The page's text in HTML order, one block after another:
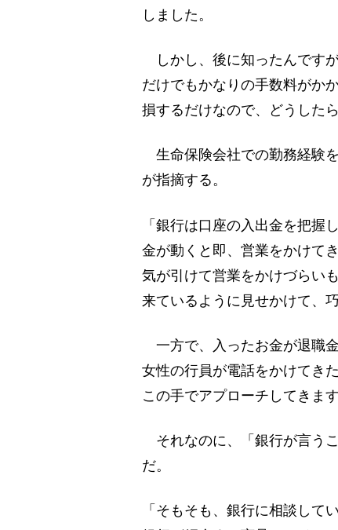
しました。
しかし、後に知ったんです
だけでもかなりの手数料がか
損するだけなので、どうした
生命保険会社での勤務経験
が指摘する。
「銀行は口座の入出金を把握
金が動くと即、営業をかけて
気が引けて営業をかけづらい
来ているように見せかけて、
一方で、入ったお金が退職
女性の行員が電話をかけてき
この手でアプローチしてきます
それなのに、「銀行が言う
だ。
「そもそも、銀行に相談して